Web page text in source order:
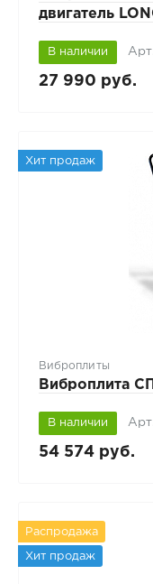
двигатель
В наличии
27 990 руб.
Хит продаж
Виброплиты
Виброплита
В наличии
54 574 руб.
Распродажа
Хит продаж